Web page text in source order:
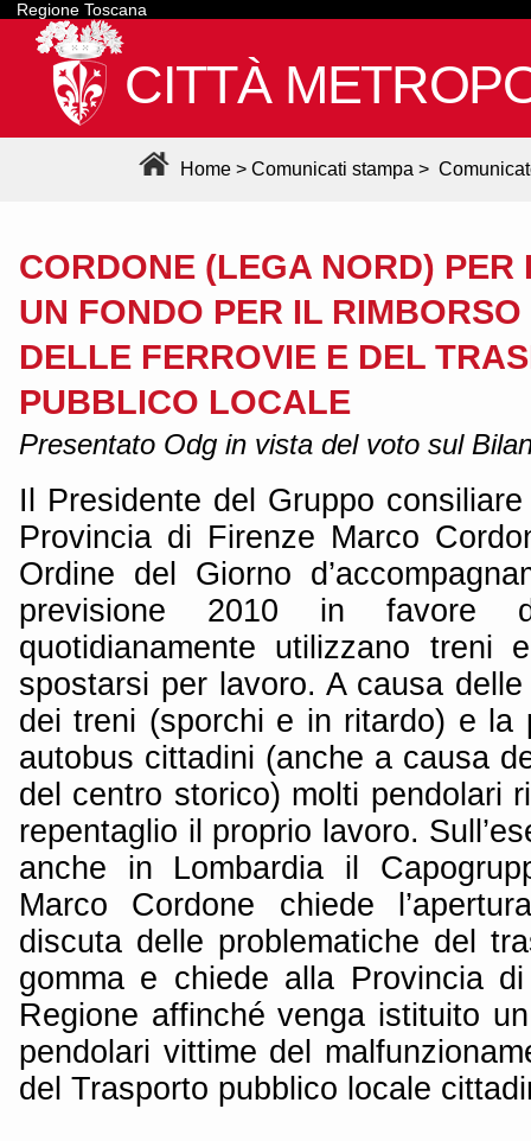
Regione Toscana
CITTÀ
Home > Comunicati stampa >
CORDONE (LEGA NORD) PER
UN FONDO PER IL
DELLE FERROVIE E DEL
PUBBLICO LOCALE
Presentato Odg in vista del voto sul
Il Presidente del Gruppo
Provincia di Firenze Marco
Ordine del Giorno
previsione 2010 in favore
quotidianamente utilizzano treni
spostarsi per lavoro. A causa
dei treni (sporchi e in ritardo) e la
autobus cittadini (anche a causa
del centro storico) molti pendolari
repentaglio il proprio lavoro.
anche in Lombardia il
Marco Cordone chiede
discuta delle problematiche del
gomma e chiede alla Provincia
Regione affinché venga istituito
pendolari vittime del
del Trasporto pubblico locale